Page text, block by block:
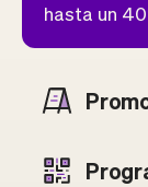
hasta un